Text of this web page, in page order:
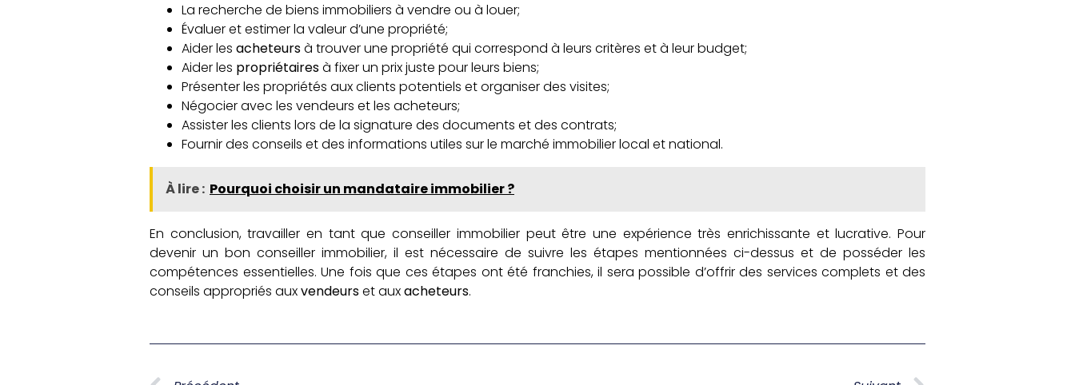
La recherche de biens immobiliers à vendre ou à louer;
Évaluer et estimer la valeur d’une propriété;
Aider les acheteursà trouver une propriété qui correspond à leurs critères et à leur budget;
Aider les propriétairesà fixer un prix juste pour leurs biens;
Présenter les propriétés aux clients potentiels et organiser des visites;
Négocier avec les vendeurs et les acheteurs;
Assister les clients lors de la signature des documents et des contrats;
Fournir des conseils et des informations utiles sur le marché immobilier local et national.
À lire : Pourquoi choisir un mandataire immobilier ?
En conclusion, travailler en tant que conseiller immobilier peut être une expérience très enrichissante et lucrative. Pour
devenir un bon conseiller immobilier, il est nécessaire de suivre les étapes mentionnées ci-dessus et de posséder les
compétences essentielles. Une fois que ces étapes ont été franchies, il sera possible d’offrir des services complets et des
conseils appropriés auxvendeurset auxacheteurs.